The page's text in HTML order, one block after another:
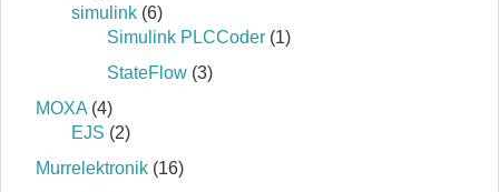
simulink (6)
Simulink PLCCoder (1)
StateFlow (3)
MOXA (4)
EJS (2)
Murrelektronik (16)